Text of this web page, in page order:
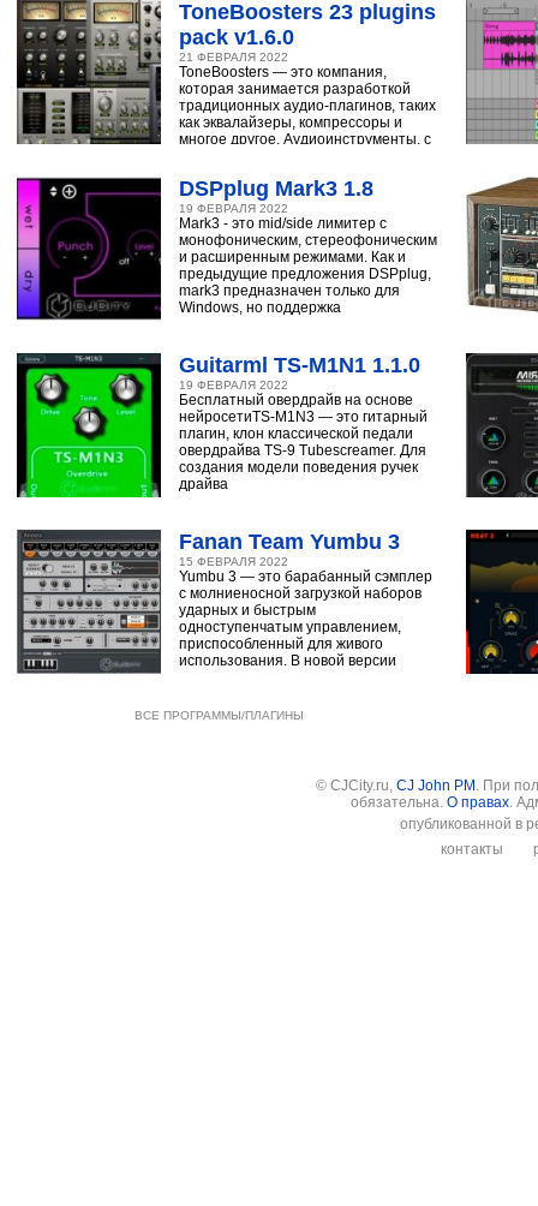
ToneBoosters 23 plugins
pack v1.6.0
21 ФЕВРАЛЯ 2022
ToneBoosters — это компания,
которая занимается разработкой
традиционных аудио-плагинов, таких
как эквалайзеры, компрессоры и
многое другое. Аудиоинструменты, с
DSPplug Mark3 1.8
19 ФЕВРАЛЯ 2022
Mark3 - это mid/side лимитер с
монофоническим, стереофоническим
и расширенным режимами. Как и
предыдущие предложения DSPplug,
mark3 предназначен только для
Windows, но поддержка
Guitarml TS-M1N1 1.1.0
19 ФЕВРАЛЯ 2022
Бесплатный овердрайв на основе
нейросетиTS-M1N3 — это гитарный
плагин, клон классической педали
овердрайва TS-9 Tubescreamer. Для
создания модели поведения ручек
драйва
Fanan Team Yumbu 3
15 ФЕВРАЛЯ 2022
Yumbu 3 — это барабанный сэмплер
с молниеносной загрузкой наборов
ударных и быстрым
одноступенчатым управлением,
приспособленный для живого
использования. В новой версии
ВСЕ ПРОГРАММЫ/ПЛАГИНЫ
© CJCity.ru, CJ John PM . При
обязательна. О правах.
опубликованной в
контакты